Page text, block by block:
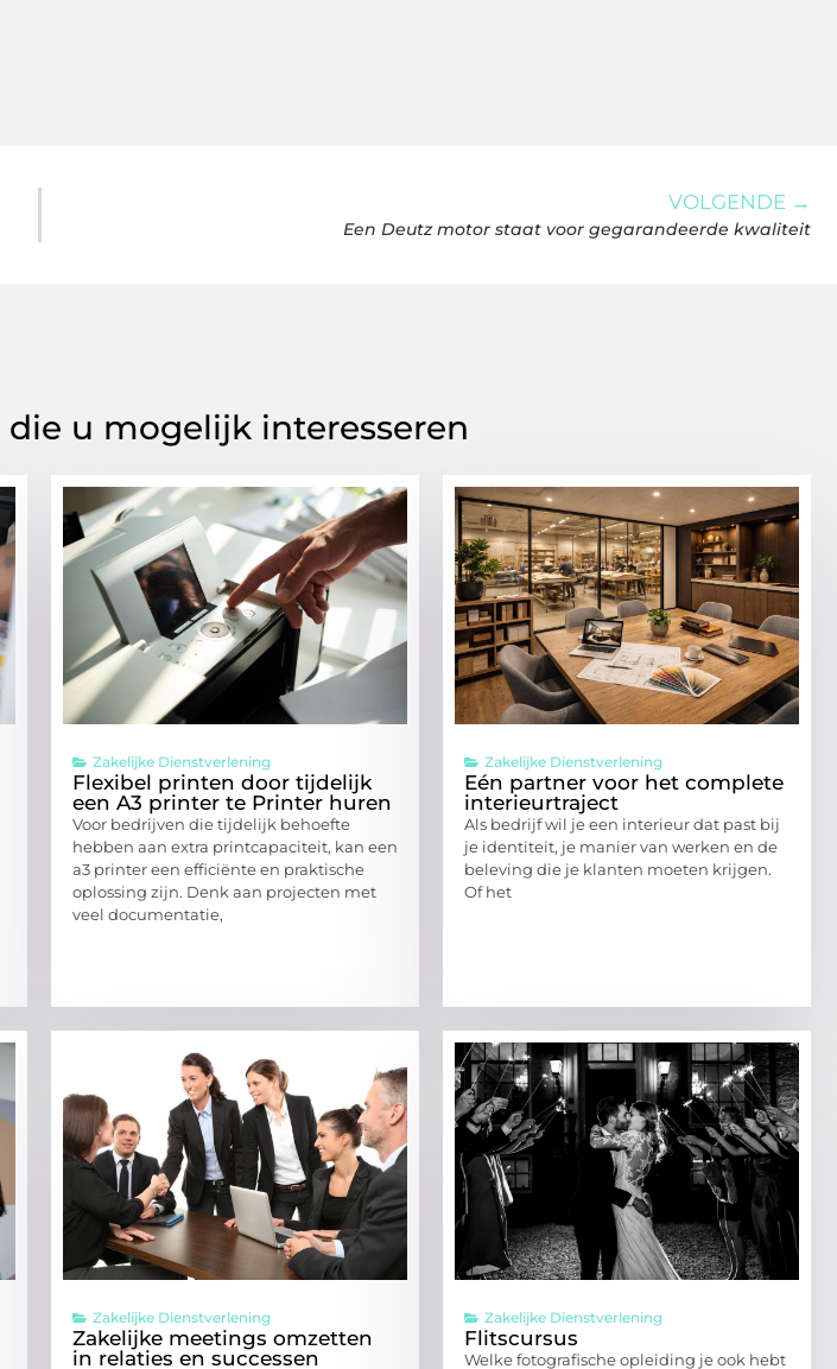
VOLGENDE →
Een Deutz motor staat voor gegarandeerde kwaliteit
die u mogelijk interesseren
Zakelijke Dienstverlening
Flexibel printen door tijdelijk
een A3 printer te Printer huren
Voor bedrijven die tijdelijk behoefte
hebben aan extra printcapaciteit, kan een
a3 printer een efficiënte en praktische
oplossing zijn. Denk aan projecten met
veel documentatie,
Zakelijke Dienstverlening
Eén partner voor het complete
interieurtraject
Als bedrijf wil je een interieur dat past bij
je identiteit, je manier van werken en de
beleving die je klanten moeten krijgen.
Of het
Zakelijke Dienstverlening
Zakelijke meetings omzetten
in relaties en successen
Zakelijke Dienstverlening
Flitscursus
Welke fotografische opleiding je ook hebt